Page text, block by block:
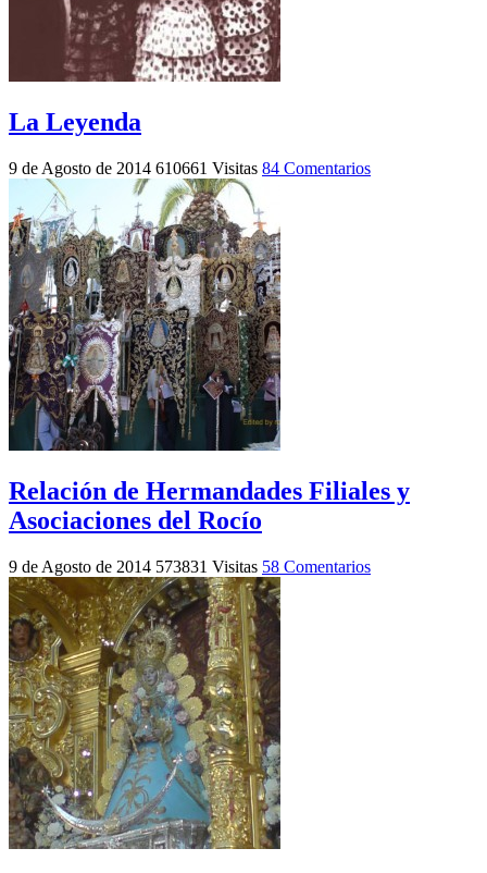
La Leyenda
9 de Agosto de 2014 610661 Visitas 84 Comentarios
Relación de Hermandades Filiales y
Asociaciones del Rocío
9 de Agosto de 2014 573831 Visitas 58 Comentarios